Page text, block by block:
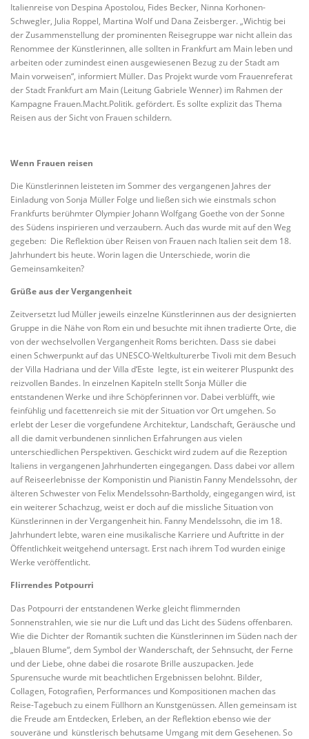
Italienreise von Despina Apostolou, Fides Becker, Ninna Korhonen-
Schwegler, Julia Roppel, Martina Wolf und Dana Zeisberger. „Wichtig bei
der Zusammenstellung der prominenten Reisegruppe war nicht allein das
Renommee der Künstlerinnen, alle sollten in Frankfurt am Main leben und
arbeiten oder zumindest einen ausgewiesenen Bezug zu der Stadt am
Main vorweisen“, informiert Müller. Das Projekt wurde vom Frauenreferat
der Stadt Frankfurt am Main (Leitung Gabriele Wenner) im Rahmen der
Kampagne Frauen.Macht.Politik. gefördert. Es sollte explizit das Thema
Reisen aus der Sicht von Frauen schildern.
Wenn Frauen reisen
Die Künstlerinnen leisteten im Sommer des vergangenen Jahres der
Einladung von Sonja Müller Folge und ließen sich wie einstmals schon
Frankfurts berühmter Olympier Johann Wolfgang Goethe von der Sonne
des Südens inspirieren und verzaubern. Auch das wurde mit auf den Weg
gegeben: Die Reflektion über Reisen von Frauen nach Italien seit dem 18.
Jahrhundert bis heute. Worin lagen die Unterschiede, worin die
Gemeinsamkeiten?
Grüße aus der Vergangenheit
Zeitversetzt lud Müller jeweils einzelne Künstlerinnen aus der designierten
Gruppe in die Nähe von Rom ein und besuchte mit ihnen tradierte Orte, die
von der wechselvollen Vergangenheit Roms berichten. Dass sie dabei
einen Schwerpunkt auf das UNESCO-Weltkulturerbe Tivoli mit dem Besuch
der Villa Hadriana und der Villa d‘Este legte, ist ein weiterer Pluspunkt des
reizvollen Bandes. In einzelnen Kapiteln stellt Sonja Müller die
entstandenen Werke und ihre Schöpferinnen vor. Dabei verblüfft, wie
feinfühlig und facettenreich sie mit der Situation vor Ort umgehen. So
erlebt der Leser die vorgefundene Architektur, Landschaft, Geräusche und
all die damit verbundenen sinnlichen Erfahrungen aus vielen
unterschiedlichen Perspektiven. Geschickt wird zudem auf die Rezeption
Italiens in vergangenen Jahrhunderten eingegangen. Dass dabei vor allem
auf Reiseerlebnisse der Komponistin und Pianistin Fanny Mendelssohn, der
älteren Schwester von Felix Mendelssohn-Bartholdy, eingegangen wird, ist
ein weiterer Schachzug, weist er doch auf die missliche Situation von
Künstlerinnen in der Vergangenheit hin. Fanny Mendelssohn, die im 18.
Jahrhundert lebte, waren eine musikalische Karriere und Auftritte in der
Öffentlichkeit weitgehend untersagt. Erst nach ihrem Tod wurden einige
Werke veröffentlicht.
Flirrendes Potpourri
Das Potpourri der entstandenen Werke gleicht flimmernden
Sonnenstrahlen, wie sie nur die Luft und das Licht des Südens offenbaren.
Wie die Dichter der Romantik suchten die Künstlerinnen im Süden nach der
„blauen Blume“, dem Symbol der Wanderschaft, der Sehnsucht, der Ferne
und der Liebe, ohne dabei die rosarote Brille auszupacken. Jede
Spurensuche wurde mit beachtlichen Ergebnissen belohnt. Bilder,
Collagen, Fotografien, Performances und Kompositionen machen das
Reise-Tagebuch zu einem Füllhorn an Kunstgenüssen. Allen gemeinsam ist
die Freude am Entdecken, Erleben, an der Reflektion ebenso wie der
souveräne und künstlerisch behutsame Umgang mit dem Gesehenen. So